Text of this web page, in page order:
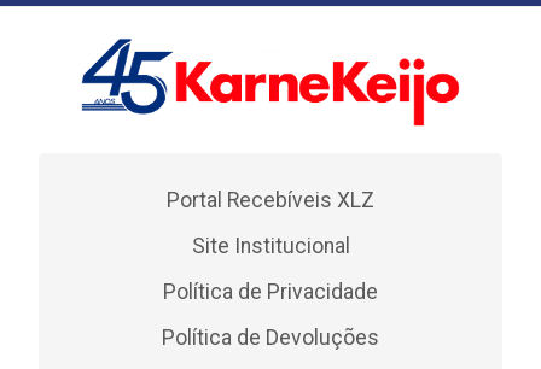
Portal Recebíveis XLZ
Site Institucional
Política de Privacidade
Política de Devoluções